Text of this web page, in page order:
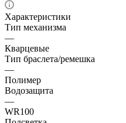
Характеристики
Тип механизма
—
Кварцевые
Тип браслета/ремешка
—
Полимер
Водозащита
—
WR100